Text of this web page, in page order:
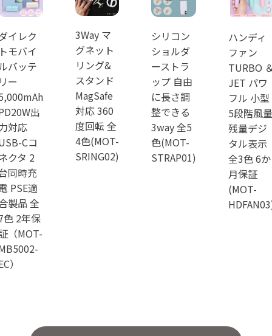
イレク
モバイ
バッテ
ー
出
対応
Cコ
クタ 2
同時充
PSE適
製品 全
色 2年保
（MOT-
）
3Way マ
グネット
リング&
スタンド
MagSafe
対応 360
度回転 全
4色(MOT-
SRING02)
シリコン
ショルダ
ーストラ
ップ 自由
に長さ調
整できる
3way 全5
色(MOT-
STRAP01)
ハンディ
ファン
TURBO
JET パワ
フル 小型
5段階風量
残量デジ
タル表示
全3色 6か
月保証
(MOT-